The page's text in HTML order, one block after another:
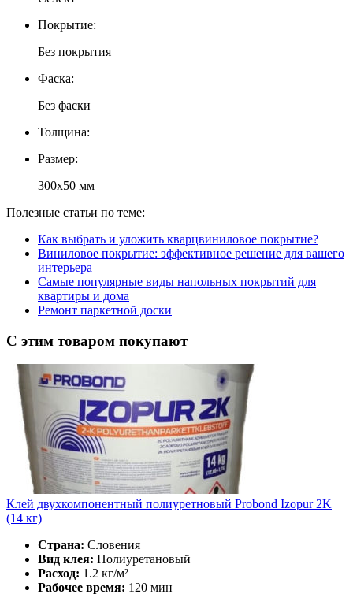
Покрытие:
Без покрытия
Фаска:
Без фаски
Толщина:
Размер:
300х50 мм
Полезные статьи по теме:
Как выбрать и уложить кварцвиниловое покрытие?
Виниловое покрытие: эффективное решение для вашего
интерьера
Самые популярные виды напольных покрытий для
квартиры и дома
Ремонт паркетной доски
С этим товаром покупают
Клей двухкомпонентный полиуретновый Probond Izopur 2K
(14 кг)
Страна: Словения
Вид клея: Полиуретановый
Расход: 1.2 кг/м²
Рабочее время: 120 мин